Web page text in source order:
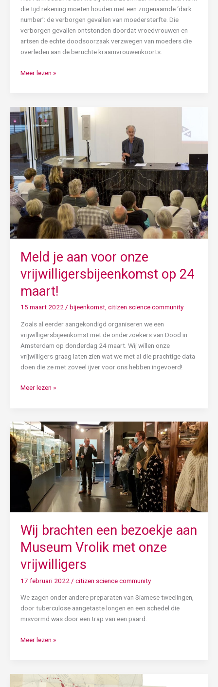
die tijd rekening moeten houden met een zogenaamde ‘dark
number’: de verborgen gevallen van moedersterfte. Die
verborgen gevallen ontstonden doordat vroedvrouwen en
artsen de echte doodsoorzaak verzwegen van moeders die
overleden aan de beruchte kraamvrouwenkoorts.
Meer lezen »
Meld je aan voor onze
vrijwilligersbijeenkomst op 24
maart!
15 maart 2022 / bijeenkomst, citizen science community
Zoals al eerder aangekondigd organiseren we een
vrijwilligersbijeenkomst met de onderzoekers van Dood in
Amsterdam op donderdag 24 maart. Wij willen onze
vrijwilligers graag laten zien wat we met al die prachtige data
doen die ze met zoveel ijver voor ons hebben ingevoerd!
Meld
je
aan
voor
onze
vrijwilligersbijeenkomst
op
24
maart!
Meer lezen »
Wij brachten een bezoekje aan
Museum Vrolik met onze
vrijwilligers
17 februari 2022 / citizen science community
We zagen onder andere preparaten van Siamese tweelingen,
door tuberculose aangetaste longen en een schedel die
misvormd was door een trap van een paard.
Wij
brachten
een
bezoekje
aan
Museum
Vrolik
met
onze
vrijwilligers
Meer lezen »